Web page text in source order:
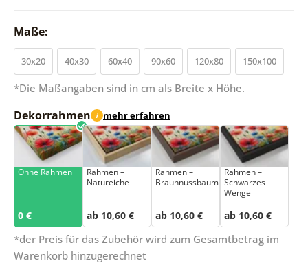
Maße:
30x20 40x30 60x40 90x60 120x80 150x100
*Die Maßangaben sind in cm als Breite x Höhe.
Dekorrahmen i mehr erfahren
Ohne Rahmen
0 €
Rahmen –
Natureiche
ab 10,60 €
Rahmen –
Braunnussbaum
ab 10,60 €
Rahmen –
Schwarzes
Wenge
ab 10,60 €
*der Preis für das Zubehör wird zum Gesamtbetrag im
Warenkorb hinzugerechnet